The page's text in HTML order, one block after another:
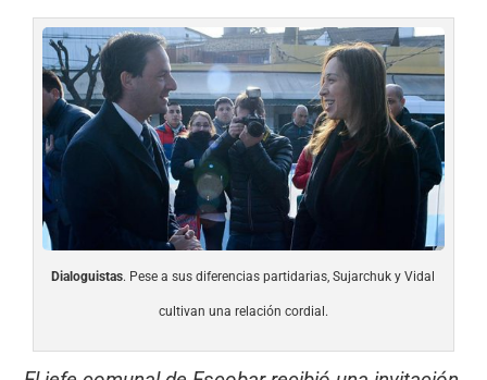
Dialoguistas. Pese a sus diferencias partidarias, Sujarchuk y Vidal
cultivan una relación cordial.